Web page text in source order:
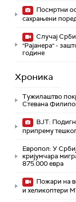
Посмртни
сахрањени
Случај
"Рајанера" -
године
Хроника
Тужилаштво
Стевана
ВЈТ:
припрему
Европол: У
кријумчара
875.000 евра
Пожари на
и хеликоптери